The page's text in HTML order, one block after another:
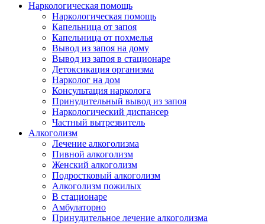
Наркологическая помощь
Наркологическая помощь
Капельница от запоя
Капельница от похмелья
Вывод из запоя на дому
Вывод из запоя в стационаре
Детоксикация организма
Нарколог на дом
Консультация нарколога
Принудительный вывод из запоя
Наркологический диспансер
Частный вытрезвитель
Алкоголизм
Лечение алкоголизма
Пивной алкоголизм
Женский алкоголизм
Подростковый алкоголизм
Алкоголизм пожилых
В стационаре
Амбулаторно
Принудительное лечение алкоголизма